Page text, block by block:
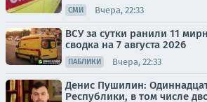
СМИ Вчера, 22:33
ВСУ за сутки ранили 11
сводка на 7 августа 2026
ПАБЛИКИ Вчера, 22:33
Денис Пушилин:
Республики, в том числе